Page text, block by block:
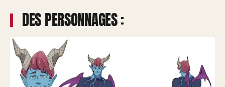
DES PERSONNAGES :